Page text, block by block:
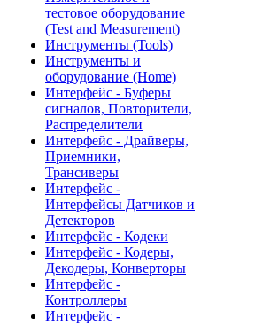
тестовое оборудование
(Test and Measurement)
Инструменты (Tools)
Инструменты и
оборудование (Home)
Интерфейс - Буферы
сигналов, Повторители,
Распределители
Интерфейс - Драйверы,
Приемники,
Трансиверы
Интерфейс -
Интерфейсы Датчиков и
Детекторов
Интерфейс - Кодеки
Интерфейс - Кодеры,
Декодеры, Конверторы
Интерфейс -
Контроллеры
Интерфейс -